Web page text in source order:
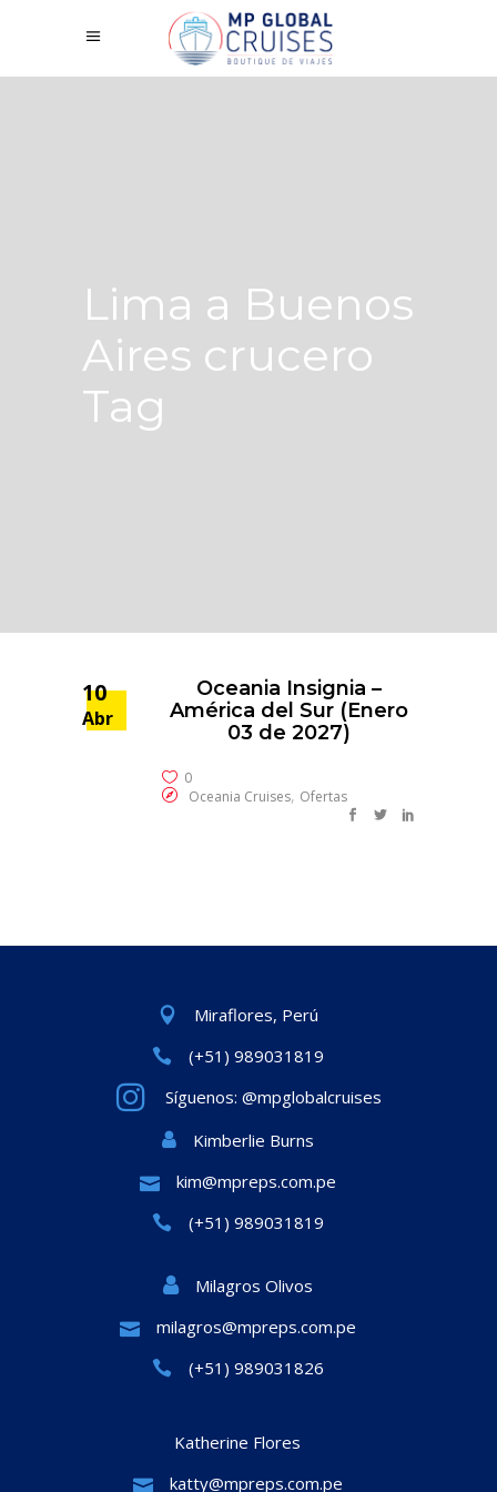
Lima a Buenos
Aires crucero
Tag
10
Abr
Oceania Insignia –
América del Sur (Enero
03 de 2027)
0
Oceania Cruises, Ofertas
Miraflores, Perú
(+51) 989031819
Síguenos: @mpglobalcruises
Kimberlie Burns
kim@mpreps.com.pe
(+51) 989031819
Milagros Olivos
milagros@mpreps.com.pe
(+51) 989031826
Katherine Flores
katty@mpreps.com.pe